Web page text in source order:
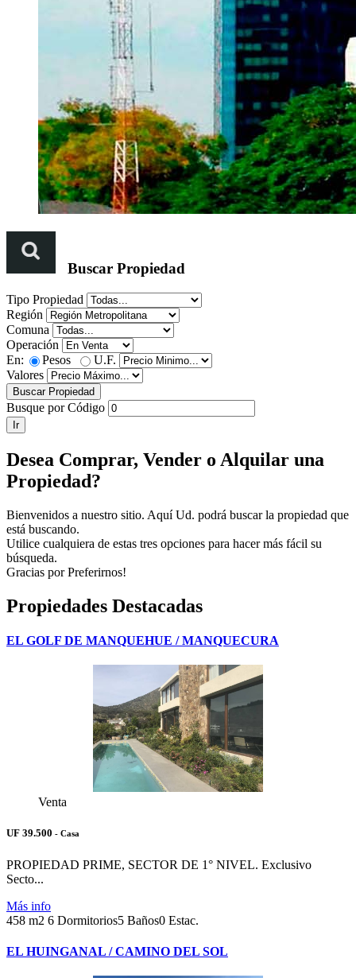
Buscar Propiedad
Tipo Propiedad
Región
Comuna
Operación
En:
Pesos
U.F.
Valores
Busque por Código
Desea Comprar, Vender o Alquilar una
Propiedad?
Bienvenidos a nuestro sitio. Aquí Ud. podrá buscar la propiedad que
está buscando.
Utilice cualquiera de estas tres opciones para hacer más fácil su
búsqueda.
Gracias por Preferirnos!
Propiedades Destacadas
EL GOLF DE MANQUEHUE / MANQUECURA
Venta
UF 39.500 - Casa
PROPIEDAD PRIME, SECTOR DE 1° NIVEL. Exclusivo
Secto...
Más info
458 m2 6 Dormitorios5 Baños0 Estac.
EL HUINGANAL / CAMINO DEL SOL